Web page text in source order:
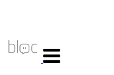
navigasjon